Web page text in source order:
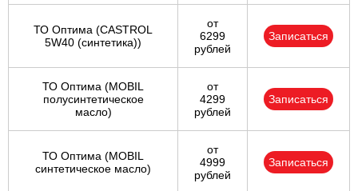
ТО Оптима (CASTROL
5W40 (синтетика))
от
6299
рублей
Записаться
ТО Оптима (MOBIL
полусинтетическое
масло)
от
4299
рублей
Записаться
ТО Оптима (MOBIL
синтетическое масло)
от
4999
рублей
Записаться